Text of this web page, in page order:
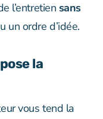
l’entretien sans
un ordre d’idée.
la
vous tend la